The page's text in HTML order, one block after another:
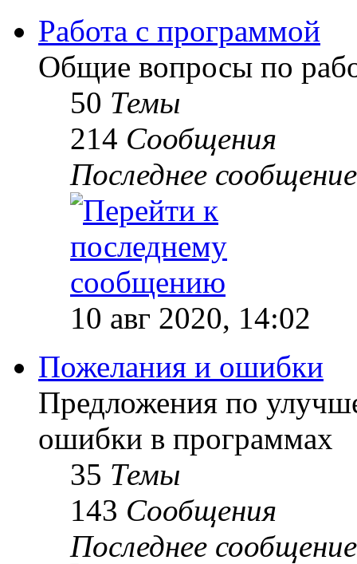
Работа с программой
Общие вопросы по
50 Темы
214 Сообщения
Последнее сообщение
10 авг 2020, 14:02
Пожелания и ошибки
Предложения по
ошибки в программах
35 Темы
143 Сообщения
Последнее сообщение